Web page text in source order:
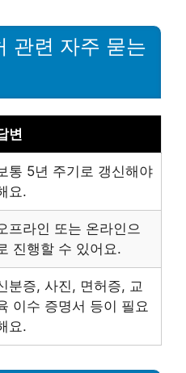
관련 자주 묻는
변
통 5년 주기로 갱신해야
요.
프라인 또는 온라인으
진행할 수 있어요.
분증, 사진, 면허증, 교
이수 증명서 등이 필요
요.